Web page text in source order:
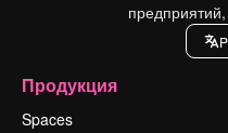
предприятий,
Продукция
Spaces